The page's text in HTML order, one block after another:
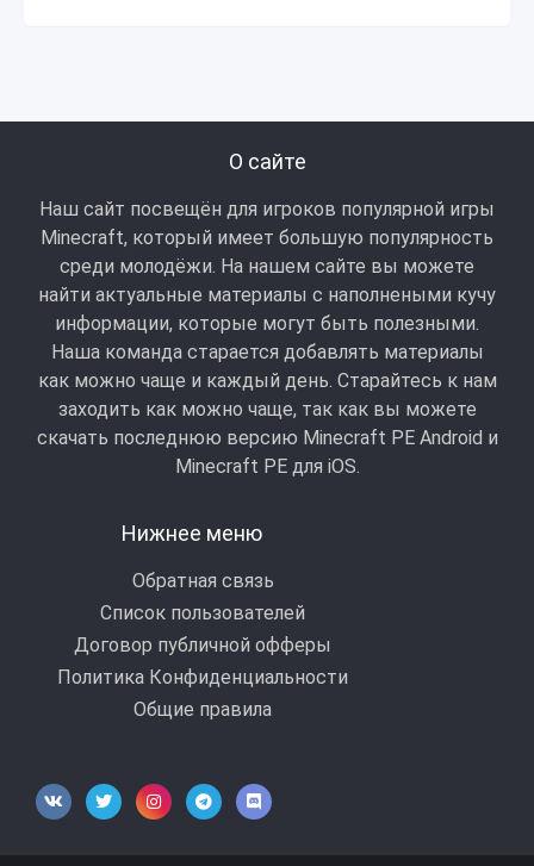
О сайте
Наш сайт посвещён для игроков популярной игры
Minecraft, который имеет большую популярность
среди молодёжи. На нашем сайте вы можете
найти актуальные материалы с наполнеными кучу
информации, которые могут быть полезными.
Наша команда старается добавлять материалы
как можно чаще и каждый день. Старайтесь к нам
заходить как можно чаще, так как вы можете
скачать последнюю версию Minecraft PE Android и
Minecraft РЕ для iOS.
Нижнее меню
Обратная связь
Список пользователей
Договор публичной офферы
Политика Конфиденциальности
Общие правила